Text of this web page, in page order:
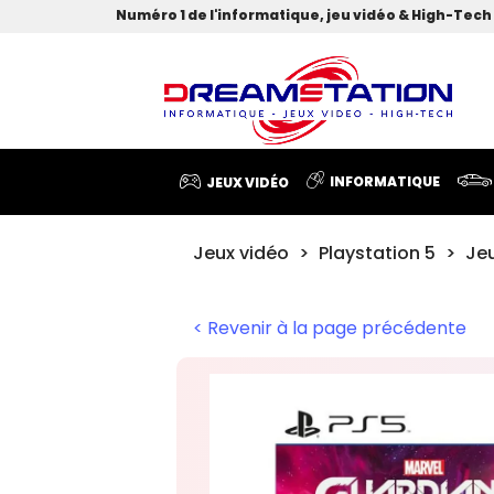
Numéro 1 de l'informatique, jeu vidéo & High-Tech
JEUX VIDÉO INFORMATIQUE
Jeux vidéo Playstation 5
< Revenir à la page précédente